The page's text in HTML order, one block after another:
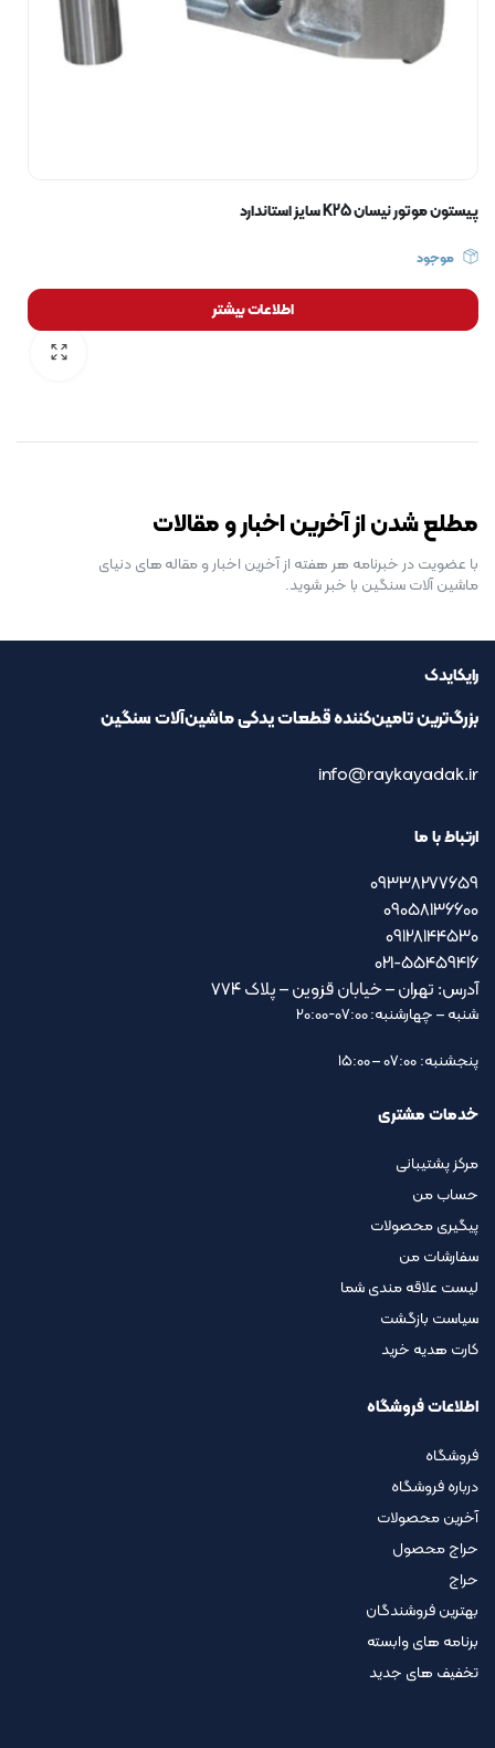
پیستون موتور نیسان K25 سایز استاندارد
موجود
اطلاعات بیشتر
مطلع شدن از آخرین اخبار و مقالات
با عضویت در خبرنامه هر هفته از آخرین اخبار و مقاله های دنیای
ماشین آلات سنگین با خبر شوید.
رایکایدک
بزرگ‌ترین تامین‌کننده قطعات یدکی ماشین‌آلات سنگین
info@raykayadak.ir
ارتباط با ما
09338277659
09058136600
09128144530
021-55459416
آدرس: تهران – خیابان قزوین – پلاک ۷۷۴
شنبه – چهارشنبه: 07:00-20:00
پنجشنبه: 07:00 – 15:00
خدمات مشتری
مرکز پشتیبانی
حساب من
پیگیری محصولات
سفارشات من
لیست علاقه مندی شما
سیاست بازگشت
کارت هدیه خرید
اطلاعات فروشگاه
فروشگاه
درباره فروشگاه
آخرین محصولات
حراج محصول
حراج
بهترین فروشندگان
برنامه های وابسته
تخفیف های جدید